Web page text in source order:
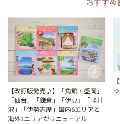
【改訂版発売♪】「角館・盛岡」
「仙台」「鎌倉」「伊豆」「軽井
沢」「伊勢志摩」国内6エリアと
海外1エリアがリニューアル